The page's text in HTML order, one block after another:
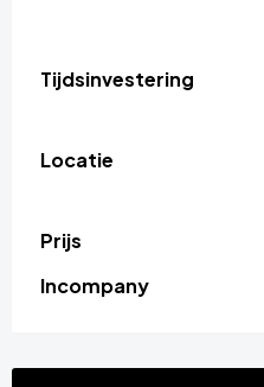
Tijdsinvestering
Locatie
Prijs
Incompany